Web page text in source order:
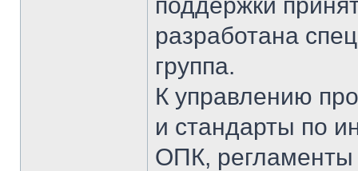
разработана
группа.
К управлению
и стандарты по
ОПК, регламенты